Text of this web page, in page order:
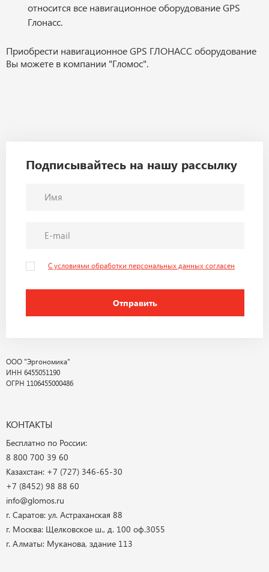
относится все навигационное оборудование GPS
Глонасс.
Приобрести навигационное GPS ГЛОНАСС оборудование
Вы можете в компании "Гломос".
ООО "Эргономика"
ИНН 6455051190
ОГРН 1106455000486
КОНТАКТЫ
Бесплатно по России:
8 800 700 39 60
Казахстан: +7 (727) 346-65-30
+7 (8452) 98 88 60
info@glomos.ru
г. Саратов: ул. Астраханская 88
г. Москва: Щелковское ш., д. 100 оф.3055
г. Алматы: Муканова, здание 113
Подписывайтесь на нашу рассылку
С условиями обработки персональных данных согласен
Отправить